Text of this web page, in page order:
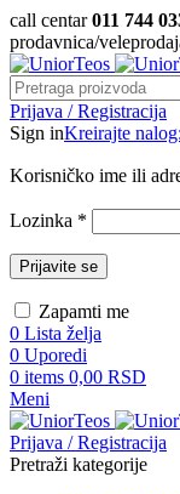
call centar011 744
prodavnica/
Prijava / Registracija
Sign inKreirajte nalog:
Korisničko ime ili
Lozinka *
Prijavite se
Zapamti me
0 Lista želja
0 Uporedi
0 items 0,00 RSD
Meni
Prijava / Registracija
Pretraži kategorije